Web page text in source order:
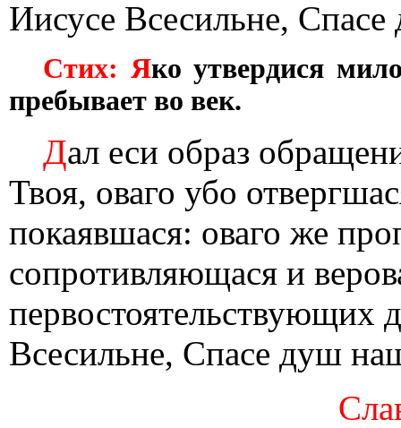
Иисусе Всесильне,
Стих: Яко утвердися
пребывает во век.
Дал еси образ
Твоя, оваго убо
покаявшася: оваго же
сопротивляющася и
первостоятельствующих
Всесильне, Спасе душ